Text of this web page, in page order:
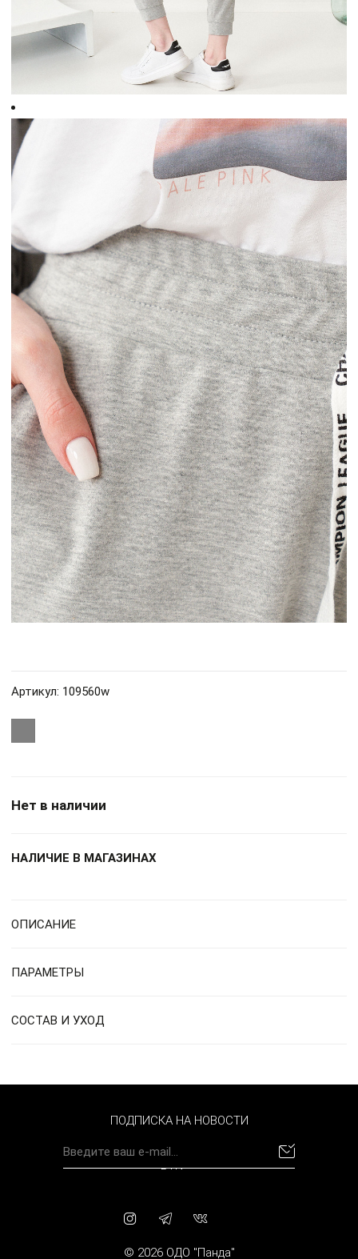
Артикул: 109560w
Нет в наличии
НАЛИЧИЕ В МАГАЗИНАХ
ОПИСАНИЕ
ПАРАМЕТРЫ
СОСТАВ И УХОД
© 2026 ОДО "Панда"
BYN
ПОДПИСКА НА НОВОСТИ